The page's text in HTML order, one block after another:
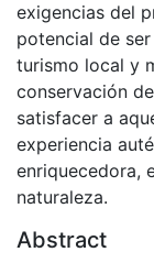
exigencias del
potencial de
turismo local y
conservación
satisfacer a
experiencia
enriquecedora,
naturaleza.
Abstract